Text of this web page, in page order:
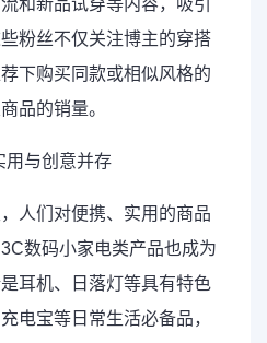
和新品试穿等内容，吸引
粉丝不仅关注博主的穿搭
下购买同款或相似风格的
品的销量。
用与创意并存
人们对便携、实用的商品
数码小家电类产品也成为
耳机、日落灯等具有特色
电宝等日常生活必备品，